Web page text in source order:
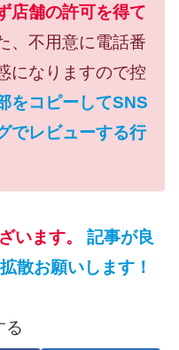
店舗の許可を得て
、不用意に電話番
になりますので控
をコピーしてSNS
でレビューする行
います。
記事が良
散お願いします！
る